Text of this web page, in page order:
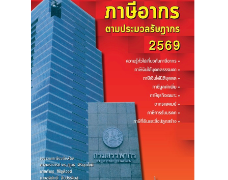
บริษัท ธรรมนิติเพรส
จำกัด
178 ซอย
เพิ่มทรัพย์(ประชาชื่น20)
ถนนประชาชื่น แขวง
บางซื่อ เขตบางซื่อ
กรุงเทพมหานคร
10800
(02) 555-
0700(Auto)ext.713
โทรสาร : (02) 555-